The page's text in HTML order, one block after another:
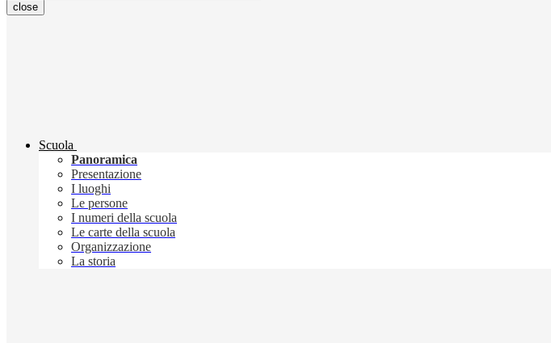
close
Scuola
Panoramica
Presentazione
I luoghi
Le persone
I numeri della scuola
Le carte della scuola
Organizzazione
La storia